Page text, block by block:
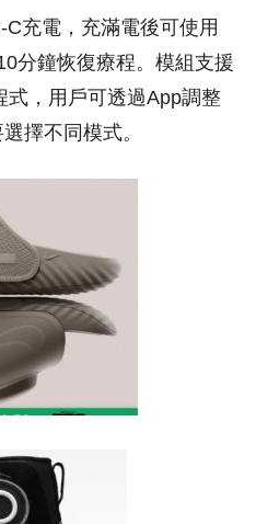
充電，充滿電後可使用
分鐘恢復療程。模組支援
式，用戶可透過App調整
擇不同模式。